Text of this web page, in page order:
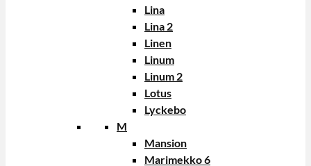
Lina
Lina 2
Linen
Linum
Linum 2
Lotus
Lyckebo
M
Mansion
Marimekko 6